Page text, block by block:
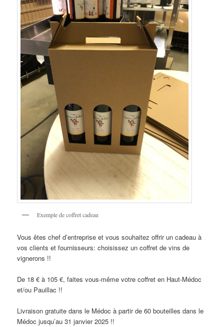
Exemple de coffret cadeau
Vous êtes chef d’entreprise et vous souhaitez offrir un cadeau à
vos clients et fournisseurs: choisissez un coffret de vins de
vignerons !!
De 18 € à 105 €, faites vous-même votre coffret en Haut-Médoc
et/ou Pauillac !!
Livraison gratuite dans le Médoc à partir de 60 bouteilles dans le
Médoc jusqu’au 31 janvier 2025 !!